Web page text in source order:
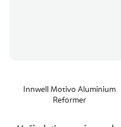
Innwell Motivo Aluminium
Reformer